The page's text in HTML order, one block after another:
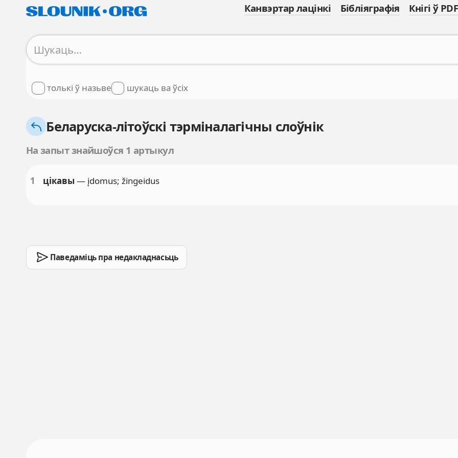
Канвэртар лацінкі Бібліяграфія Кнігі ў
толькі ў назьве шукаць ва ўсіх
Беларуска-літоўскі тэрміналагічны слоўнік
На запыт знайшоўся 1 артыкул
1 цікавы — įdomus; žingeidus
Паведаміць пра недакладнасьць